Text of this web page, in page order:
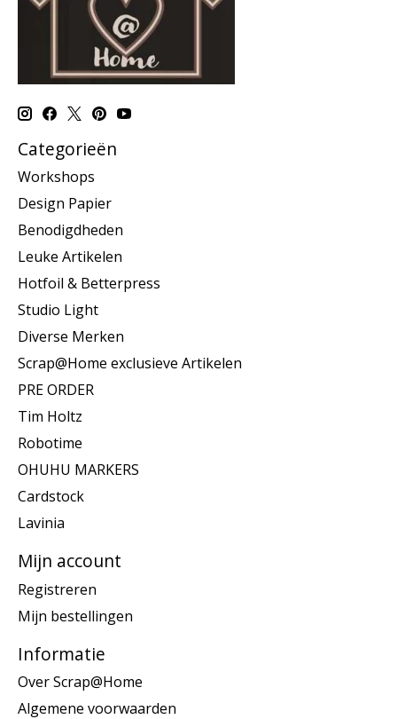
Categorieën
Workshops
Design Papier
Benodigdheden
Leuke Artikelen
Hotfoil & Betterpress
Studio Light
Diverse Merken
Scrap@Home exclusieve Artikelen
PRE ORDER
Tim Holtz
Robotime
OHUHU MARKERS
Cardstock
Lavinia
Mijn account
Registreren
Mijn bestellingen
Informatie
Over Scrap@Home
Algemene voorwaarden